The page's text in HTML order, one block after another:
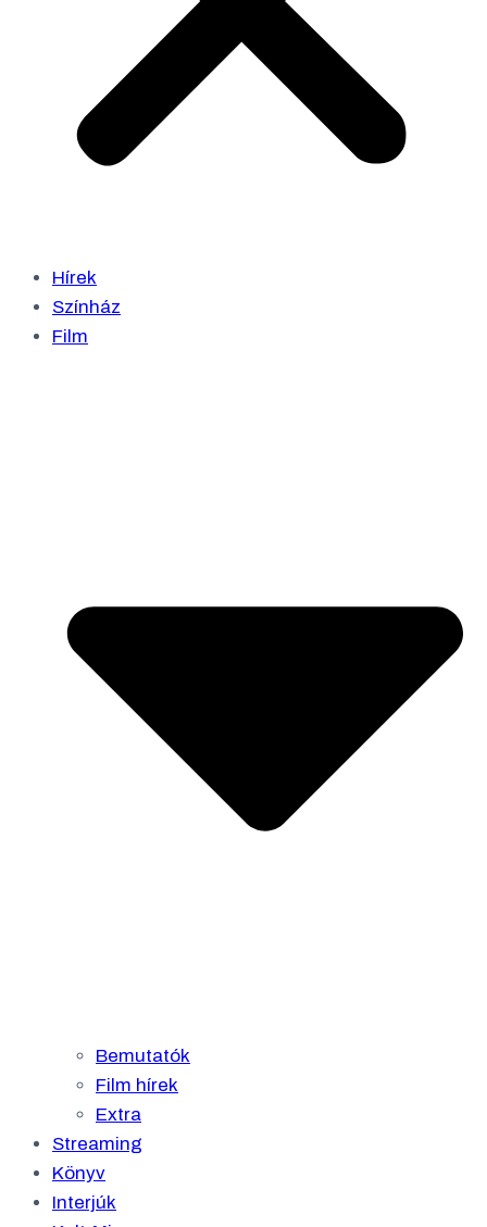
Hírek
Színház
Film
Bemutatók
Film hírek
Extra
Streaming
Könyv
Interjúk